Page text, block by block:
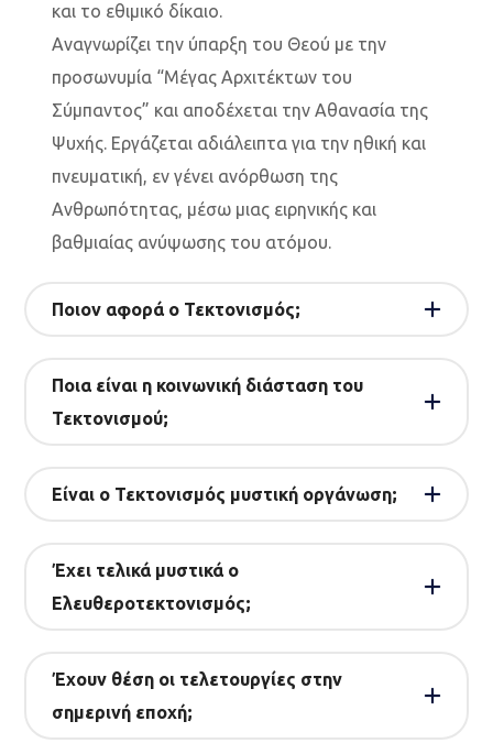
και το εθιμικό δίκαιο.
Αναγνωρίζει την ύπαρξη του Θεού με την
προσωνυμία “Μέγας Αρχιτέκτων του
Σύμπαντος” και αποδέχεται την Αθανασία της
Ψυχής. Εργάζεται αδιάλειπτα για την ηθική και
πνευματική, εν γένει ανόρθωση της
Ανθρωπότητας, μέσω μιας ειρηνικής και
βαθμιαίας ανύψωσης του ατόμου.
Ποιον αφορά ο Τεκτονισμός;
Ποια είναι η κοινωνική διάσταση του
Τεκτονισμού;
Είναι ο Τεκτονισμός μυστική οργάνωση;
Έχει τελικά μυστικά ο
Ελευθεροτεκτονισμός;
Έχουν θέση οι τελετουργίες στην
σημερινή εποχή;